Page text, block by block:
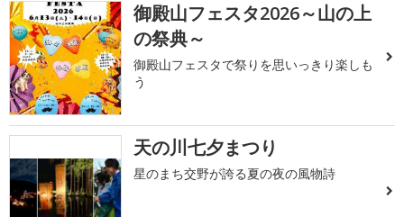
御殿山フェスタ2026～山の上
の祭典～
御殿山フェスタで祭りを思いっきり楽しも
う
天の川七夕まつり
星のまち交野が誇る夏の夜の風物詩